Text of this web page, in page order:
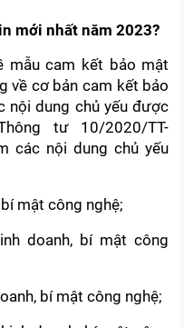
mới nhất năm 2023?
mẫu cam kết bảo mật
về cơ bản cam kết bảo
nội dung chủ yếu được
tư 10/2020/TT-
các nội dung chủ yếu
mật công nghệ;
doanh, bí mật công
bí mật công nghệ;